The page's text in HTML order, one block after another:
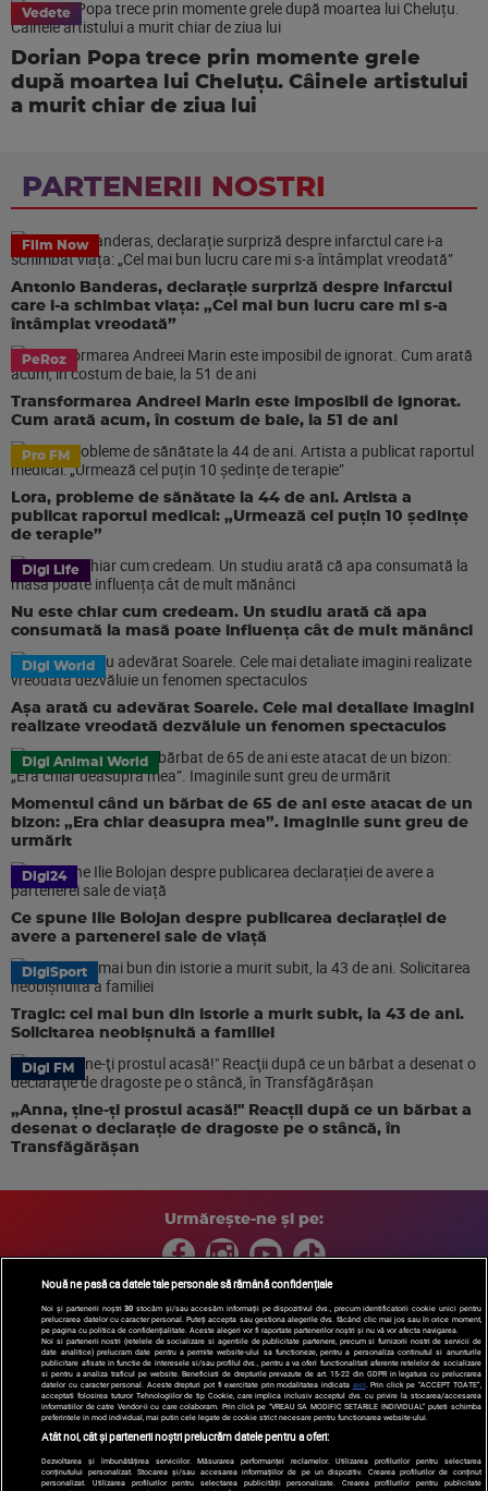
Vedete
Dorian Popa trece prin momente grele
după moartea lui Cheluțu. Câinele artistului
a murit chiar de ziua lui
PARTENERII NOSTRI
Film Now
Antonio Banderas, declarație surpriză despre infarctul
care i-a schimbat viața: „Cel mai bun lucru care mi s-a
întâmplat vreodată”
PeRoz
Transformarea Andreei Marin este imposibil de ignorat.
Cum arată acum, în costum de baie, la 51 de ani
Pro FM
Lora, probleme de sănătate la 44 de ani. Artista a
publicat raportul medical: „Urmează cel puțin 10 ședințe
de terapie”
Digi Life
Nu este chiar cum credeam. Un studiu arată că apa
consumată la masă poate influența cât de mult mănânci
Digi World
Așa arată cu adevărat Soarele. Cele mai detaliate imagini
realizate vreodată dezvăluie un fenomen spectaculos
Digi Animal World
Momentul când un bărbat de 65 de ani este atacat de un
bizon: „Era chiar deasupra mea”. Imaginile sunt greu de
urmărit
Digi24
Ce spune Ilie Bolojan despre publicarea declarației de
avere a partenerei sale de viață
DigiSport
Tragic: cel mai bun din istorie a murit subit, la 43 de ani.
Solicitarea neobișnuită a familiei
Digi FM
„Anna, ţine-ţi prostul acasă!" Reacţii după ce un bărbat a
desenat o declaraţie de dragoste pe o stâncă, în
Transfăgărăşan
Urmărește-ne și pe:
Copyright © 2026 / DIGI ROMANIA S.A.
Arhiva
Comunicate de presă Politica de confidentialitate
Termeni
si conditii
Gestionați preferințele| Contact/Info Codul etic
Nouă ne pasă ca datele tale personale să rămână confidențiale
Noi și partenerii noștri30 stocăm și/sau accesăm informații pe dispozitivul dvs., precum identificatorii cookie unici pentru
prelucrarea datelor cu caracter personal. Puteți accepta sau gestiona alegerile dvs. făcând clic mai jos sau în orice moment,
pe pagina cu politica de confidențialitate. Aceste alegeri vor fi raportate partenerilor noștri și nu vă vor afecta navigarea.
Noi si partenerii nostri (retelele de socializare si agentiile de publicitate partenere, precum si furnizorii nostri de servicii de
date analitice) prelucram date pentru a permite website-ului sa functioneze, pentru a personaliza continutul si anunturile
publicitare afisate in functie de interesele si/sau profilul dvs., pentru a va oferi functionalitati aferente retelelor de socializare
si pentru a analiza traficul pe website. Beneficiati de drepturile prevazute de art. 15-22 din GDPR in legatura cu prelucrarea
datelor cu caracter personal. Aceste drepturi pot fi exercitate prin modalitatea indicata aici. Prin click pe “ACCEPT TOATE”,
acceptati folosirea tuturor Tehnologiilor de tip Cookie, care implica inclusiv acceptul dvs. cu privire la stocarea/accesarea
informatiilor de catre Vendor-ii cu care colaboram. Prin click pe “VREAU SA MODIFIC SETARILE INDIVIDUAL” puteti schimba
preferintele in mod individual, mai putin cele legate de cookie strict necesare pentru functionarea website-ului.
Atât noi, cât și partenerii noștri prelucrăm datele pentru a oferi:
Dezvoltarea și îmbunătățirea serviciilor. Măsurarea performanței reclamelor. Utilizarea profilurilor pentru selectarea
conținutului personalizat. Stocarea și/sau accesarea informațiilor de pe un dispozitiv. Crearea profilurilor de conținut
personalizat. Utilizarea profilurilor pentru selectarea publicității personalizate. Crearea profilurilor pentru publicitate